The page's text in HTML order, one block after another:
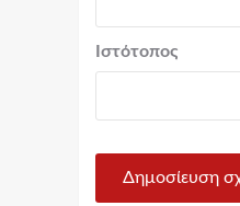
Ιστότοπος